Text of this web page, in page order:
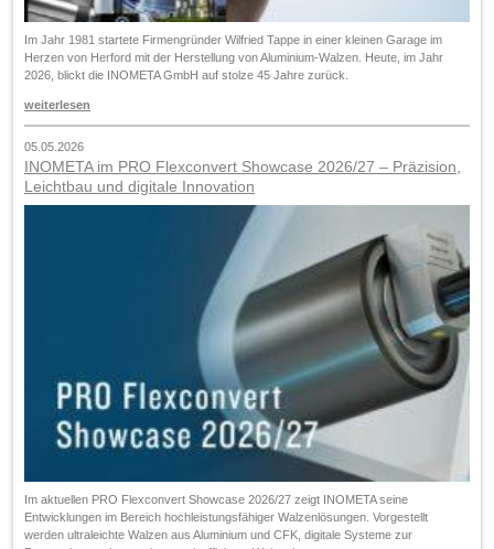
Im Jahr 1981 startete Firmengründer Wilfried Tappe in einer kleinen Garage im
Herzen von Herford mit der Herstellung von Aluminium-Walzen. Heute, im Jahr
2026, blickt die INOMETA GmbH auf stolze 45 Jahre zurück.
weiterlesen
05.05.2026
INOMETA im PRO Flexconvert Showcase 2026/27 – Präzision,
Leichtbau und digitale Innovation
Im aktuellen PRO Flexconvert Showcase 2026/27 zeigt INOMETA seine
Entwicklungen im Bereich hochleistungsfähiger Walzenlösungen. Vorgestellt
werden ultraleichte Walzen aus Aluminium und CFK, digitale Systeme zur